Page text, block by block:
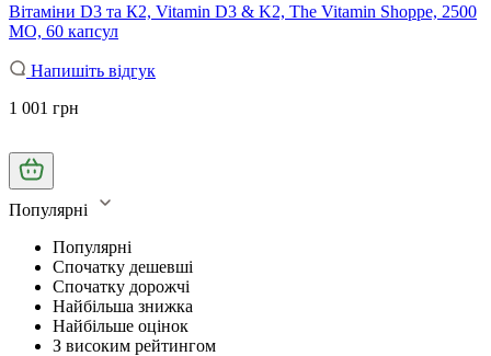
Вітаміни D3 та К2, Vitamin D3 & K2, The Vitamin Shoppe, 2500
МО, 60 капсул
Напишіть відгук
1 001 грн
Популярні
Популярні
Спочатку дешевші
Спочатку дорожчі
Найбільша знижка
Найбільше оцінок
З високим рейтингом